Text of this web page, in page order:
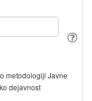
metodologiji Javne
dejavnost